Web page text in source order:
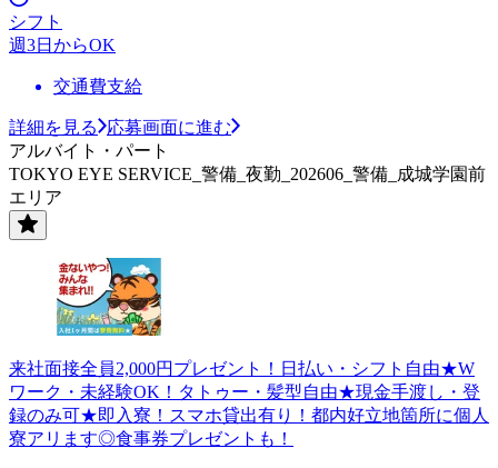
シフト
週3日からOK
交通費支給
詳細を見る
応募画面に進む
アルバイト・パート
TOKYO EYE SERVICE_警備_夜勤_202606_警備_成城学園前
エリア
来社面接全員2,000円プレゼント！日払い・シフト自由★W
ワーク・未経験OK！タトゥー・髪型自由★現金手渡し・登
録のみ可★即入寮！スマホ貸出有り！都内好立地箇所に個人
寮アリます◎食事券プレゼントも！